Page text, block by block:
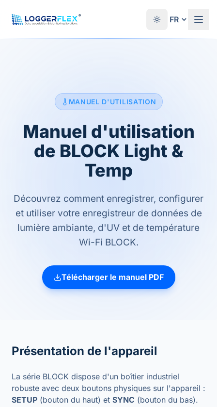
®
MANUEL D'UTILISATION
Manuel d'utilisation
de BLOCK Light &
Temp
Découvrez comment enregistrer, configurer
et utiliser votre enregistreur de données de
lumière ambiante, d'UV et de température
Wi-Fi BLOCK.
Télécharger le manuel PDF
Présentation de l'appareil
La série BLOCK dispose d'un boîtier industriel
robuste avec deux boutons physiques sur l'appareil :
SETUP (bouton du haut) et SYNC (bouton du bas).